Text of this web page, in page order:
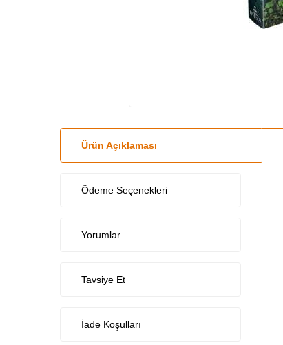
Ürün Açıklaması
Ödeme Seçenekleri
Yorumlar
Tavsiye Et
İade Koşulları